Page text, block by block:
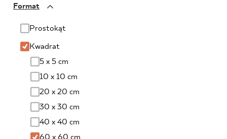
Format
Prostokąt
1 x 90 cm
2 x 60 cm
2 x 75 cm
2 x 90 cm
5 x 40 cm
7 x 60 cm
7 x 25 cm
Kwadrat
5 x 5 cm
10 x 10 cm
20 x 20 cm
30 x 30 cm
40 x 40 cm